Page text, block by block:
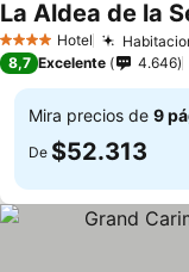
4 EstrellasHotel
La Aldea de la
8,7 Excelente 4.646
Mira precios de 9
De $52.313